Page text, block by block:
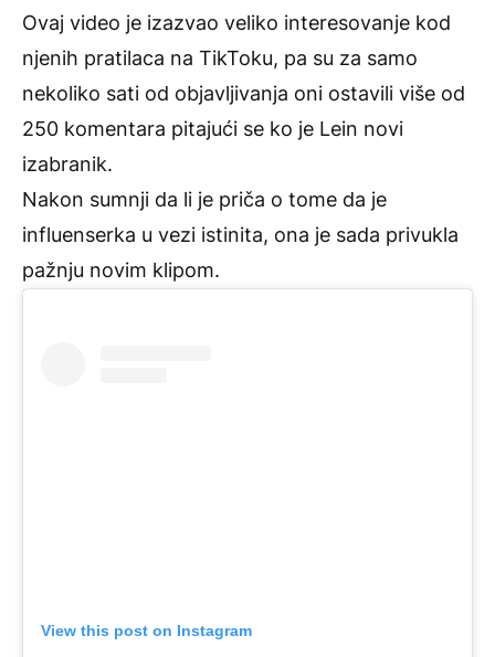
Ovaj video je izazvao veliko interesovanje kod
njenih pratilaca na TikToku, pa su za samo
nekoliko sati od objavljivanja oni ostavili više od
250 komentara pitajući se ko je Lein novi
izabranik.
Nakon sumnji da li je priča o tome da je
influenserka u vezi istinita, ona je sada privukla
pažnju novim klipom.
View this post on Instagram